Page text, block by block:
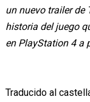
un nuevo trailer de
historia del juego
en PlayStation 4 a
Traducido al